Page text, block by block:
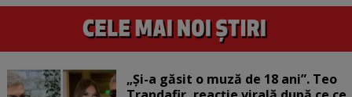
„Și-a găsit o muză de 18 ani”. Teo